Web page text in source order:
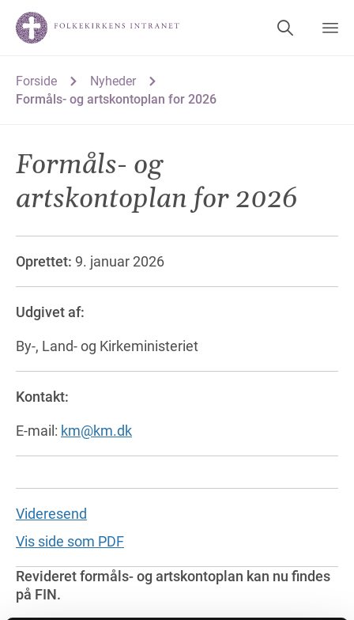
Forside
Nyheder
Formåls- og artskontoplan for 2026
Formåls- og
artskontoplan for 2026
Revideret formåls- og artskontoplan kan nu findes
på FIN.
Oprettet: 9. januar 2026
Udgivet af:
By-, Land- og Kirkeministeriet
Kontakt:
E-mail: km@km.dk
Videresend
Vis side som PDF